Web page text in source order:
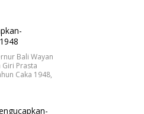
Bali Wayan
Prasta
Caka 1948,